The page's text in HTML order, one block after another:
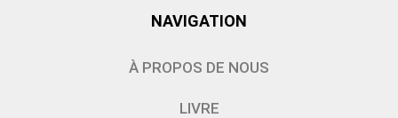
NAVIGATION
À PROPOS DE NOUS
LIVRE